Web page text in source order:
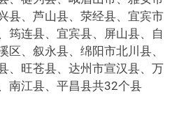
县、芦山县、荥经县、宜宾市
筠连县、宜宾县、屏山县、自
区、叙永县、绵阳市北川县、
、旺苍县、达州市宣汉县、万
南江县、平昌县共32个县